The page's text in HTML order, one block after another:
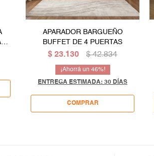
APARADOR BARGUEÑO
BUFFET DE 4 PUERTAS
$ 23.130 $ 42.834
46
ENTREGA ESTIMADA: 30 DÍAS